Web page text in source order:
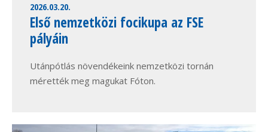
2026.03.20.
Első nemzetközi focikupa az FSE
pályáin
Utánpótlás növendékeink nemzetközi tornán
mérették meg magukat Fóton.